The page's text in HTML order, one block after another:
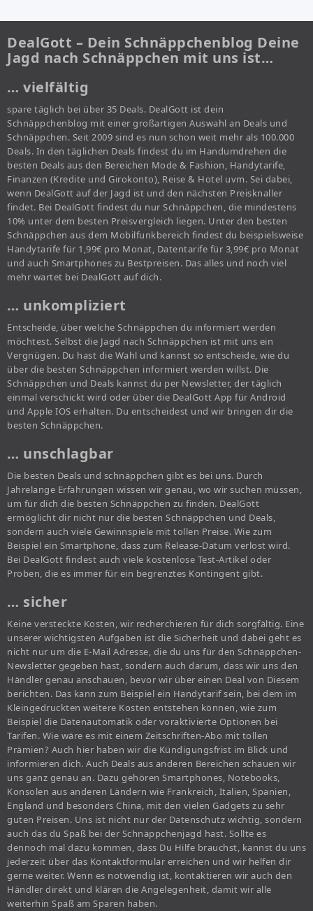
DealGott – Dein Schnäppchenblog Deine
Jagd nach Schnäppchen mit uns ist…
… vielfältig
spare täglich bei über 35 Deals. DealGott ist dein
Schnäppchenblog mit einer großartigen Auswahl an Deals und
Schnäppchen. Seit 2009 sind es nun schon weit mehr als 100.000
Deals. In den täglichen Deals findest du im Handumdrehen die
besten Deals aus den Bereichen Mode & Fashion, Handytarife,
Finanzen (Kredite und Girokonto), Reise & Hotel uvm. Sei dabei,
wenn DealGott auf der Jagd ist und den nächsten Preisknaller
findet. Bei DealGott findest du nur Schnäppchen, die mindestens
10% unter dem besten Preisvergleich liegen. Unter den besten
Schnäppchen aus dem Mobilfunkbereich findest du beispielsweise
Handytarife für 1,99€ pro Monat, Datentarife für 3,99€ pro Monat
und auch Smartphones zu Bestpreisen. Das alles und noch viel
mehr wartet bei DealGott auf dich.
… unkompliziert
Entscheide, über welche Schnäppchen du informiert werden
möchtest. Selbst die Jagd nach Schnäppchen ist mit uns ein
Vergnügen. Du hast die Wahl und kannst so entscheide, wie du
über die besten Schnäppchen informiert werden willst. Die
Schnäppchen und Deals kannst du per Newsletter, der täglich
einmal verschickt wird oder über die DealGott App für Android
und Apple IOS erhalten. Du entscheidest und wir bringen dir die
besten Schnäppchen.
… unschlagbar
Die besten Deals und schnäppchen gibt es bei uns. Durch
Jahrelange Erfahrungen wissen wir genau, wo wir suchen müssen,
um für dich die besten Schnäppchen zu finden. DealGott
ermöglicht dir nicht nur die besten Schnäppchen und Deals,
sondern auch viele Gewinnspiele mit tollen Preise. Wie zum
Beispiel ein Smartphone, dass zum Release-Datum verlost wird.
Bei DealGott findest auch viele kostenlose Test-Artikel oder
Proben, die es immer für ein begrenztes Kontingent gibt.
… sicher
Keine versteckte Kosten, wir recherchieren für dich sorgfältig. Eine
unserer wichtigsten Aufgaben ist die Sicherheit und dabei geht es
nicht nur um die E-Mail Adresse, die du uns für den Schnäppchen-
Newsletter gegeben hast, sondern auch darum, dass wir uns den
Händler genau anschauen, bevor wir über einen Deal von Diesem
berichten. Das kann zum Beispiel ein Handytarif sein, bei dem im
Kleingedruckten weitere Kosten entstehen können, wie zum
Beispiel die Datenautomatik oder voraktivierte Optionen bei
Tarifen. Wie wäre es mit einem Zeitschriften-Abo mit tollen
Prämien? Auch hier haben wir die Kündigungsfrist im Blick und
informieren dich. Auch Deals aus anderen Bereichen schauen wir
uns ganz genau an. Dazu gehören Smartphones, Notebooks,
Konsolen aus anderen Ländern wie Frankreich, Italien, Spanien,
England und besonders China, mit den vielen Gadgets zu sehr
guten Preisen. Uns ist nicht nur der Datenschutz wichtig, sondern
auch das du Spaß bei der Schnäppchenjagd hast. Sollte es
dennoch mal dazu kommen, dass Du Hilfe brauchst, kannst du uns
jederzeit über das Kontaktformular erreichen und wir helfen dir
gerne weiter. Wenn es notwendig ist, kontaktieren wir auch den
Händler direkt und klären die Angelegenheit, damit wir alle
weiterhin Spaß am Sparen haben.